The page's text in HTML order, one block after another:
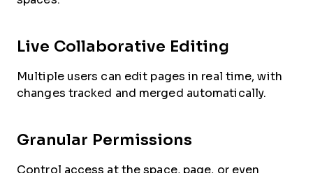
Live Collaborative Editing
Multiple users can edit pages in real time, with
changes tracked and merged automatically.
Granular Permissions
Control access at the space, page, or even